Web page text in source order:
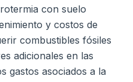
con suelo
y costos de
combustibles fósiles
adicionales en las
gastos asociados a la